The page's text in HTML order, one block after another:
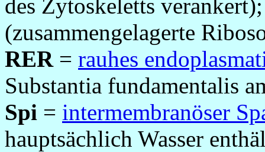
des Zytoskeletts
(zusammengelagerte
RER= rauhes
Substantia fundamentalis
Spi = intermembranöser
hauptsächlich Wasser